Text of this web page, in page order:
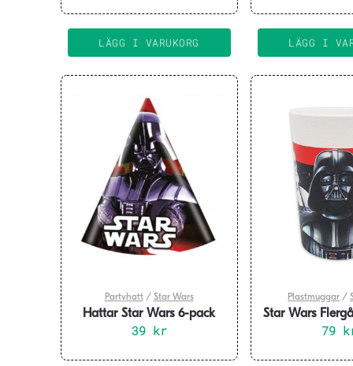
LÄGG I VARUKORG LÄGG I
Partyhatt/ Star Wars
Hattar Star Wars 6-pack
39 kr
Plastmuggar /
Star Wars
2-
79